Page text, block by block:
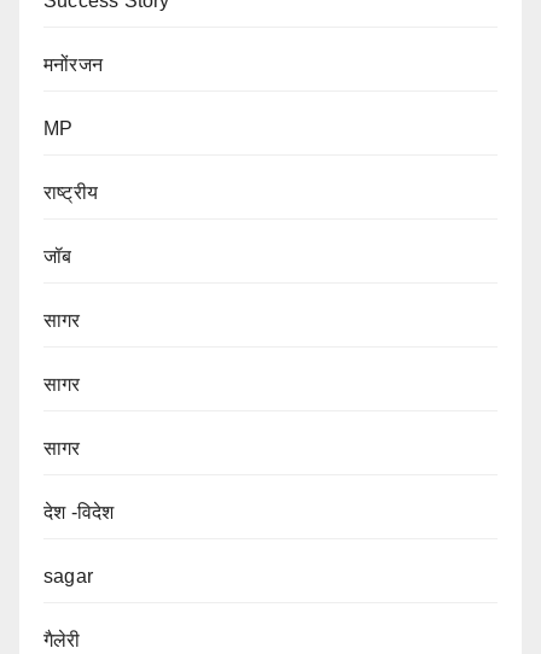
मनोंरजन
MP
राष्ट्रीय
जॉब
सागर
सागर
सागर
देश -विदेश
sagar
गैलेरी